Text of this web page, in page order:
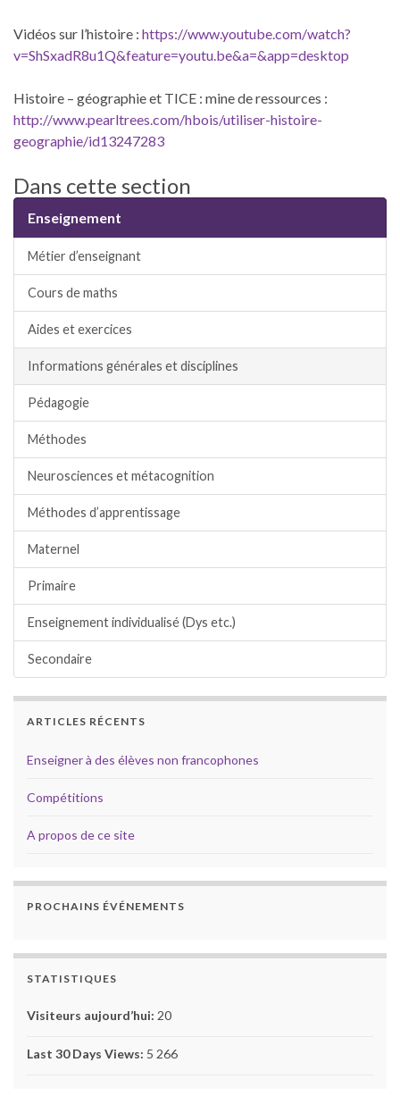
Vidéos sur l’histoire : https://www.youtube.com/watch?
v=ShSxadR8u1Q&feature=youtu.be&a=&app=desktop
Histoire – géographie et TICE : mine de ressources :
http://www.pearltrees.com/hbois/utiliser-histoire-
geographie/id13247283
Dans cette section
Enseignement
Métier d’enseignant
Cours de maths
Aides et exercices
Informations générales et disciplines
Pédagogie
Méthodes
Neurosciences et métacognition
Méthodes d’apprentissage
Maternel
Primaire
Enseignement individualisé (Dys etc.)
Secondaire
ARTICLES RÉCENTS
Enseigner à des élèves non francophones
Compétitions
A propos de ce site
PROCHAINS ÉVÉNEMENTS
STATISTIQUES
Visiteurs aujourd’hui: 20
Last 30 Days Views: 5 266